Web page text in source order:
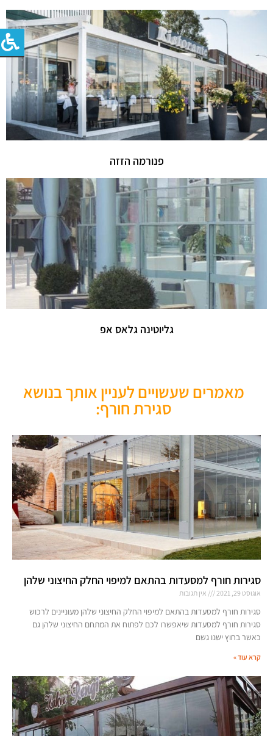
פנורמה הזזה
גליוטינה גלאס אפ
מאמרים שעשויים לעניין אותך בנושא
סגירת חורף:
סגירות חורף למסעדות בהתאם למיפוי החלק החיצוני שלהן
אוגוסט 29, 2021 אין תגובות
סגירות חורף למסעדות בהתאם למיפוי החלק החיצוני שלהן מעוניינים לרכוש
סגירות חורף למסעדות שיאפשרו לכם לפתוח את המתחם החיצוני שלהן גם
כאשר בחוץ ישנו גשם
קרא עוד »